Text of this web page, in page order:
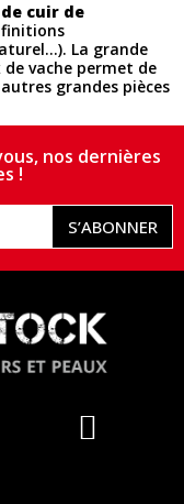
cuir de
La grande
vache permet de
grandes pièces
nos dernières
!
S’ABONNER